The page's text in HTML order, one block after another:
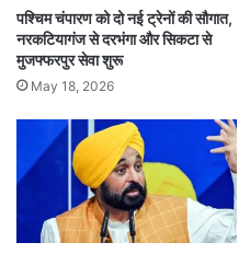
पश्चिम चंपारण को दो नई ट्रेनों की सौगात,
नरकटियागंज से दरभंगा और सिकटा से
मुजफ्फरपुर सेवा शुरू
May 18, 2026